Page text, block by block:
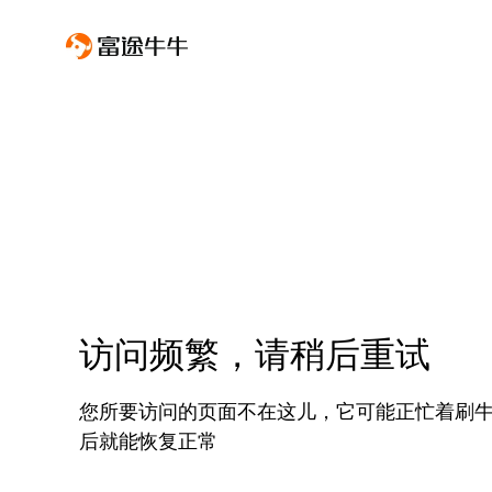
访问频繁，请稍后重试
您所要访问的页面不在这儿，它可能正忙着刷
后就能恢复正常